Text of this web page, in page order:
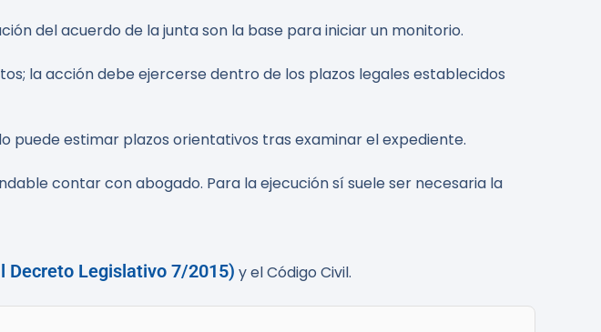
del acuerdo de la junta son la base para iniciar un monitorio.
la acción debe ejercerse dentro de los plazos legales establecidos
puede estimar plazos orientativos tras examinar el expediente.
contar con abogado. Para la ejecución sí suele ser necesaria la
Decreto Legislativo 7/2015) y el Código Civil.